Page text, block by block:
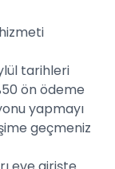
tarihleri
ön ödeme
yapmayı
geçmeniz